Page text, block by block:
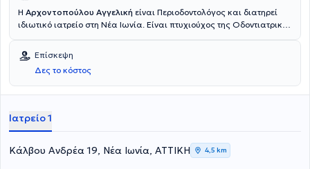
Η Αρχοντοπούλου Αγγελική είναι Περιοδοντολόγος και διατηρεί
ιδιωτικό ιατρείο στη Νέα Ιωνία. Είναι πτυχιούχος της Οδοντιατρικής
2010, ειδικεύτηκε στην Περιοδοντολογία, στην Οδοντιατρική σχολή
του Εθνικού και Καποδιστριακού Πανεπιστημίου Αθηνών, με 3ετή
υποτροφία από το Ίδρυμα Κρατικών Υποτροφιών. Επιπλέον, είναι
Επιστημονικός Συνεργάτης του τμήματος Περιοδοντολογίας του
αλλά και σε ελληνικά συνέδρια ως ομιλήτρια, ενώ έχει δημοσιεύσει
επιστημονικά άρθρα σε έγκριτα ελληνικά και διεθνή περιοδικά.
Εταιρείας.
Επίσκεψη
Δες το κόστος
Ιατρείο 1
Κάλβου Ανδρέα 19, Νέα Ιωνία, ΑΤΤΙΚΗ 4,5 km